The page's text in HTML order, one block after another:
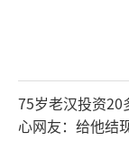
75岁老汉投资20
心网友：给他结